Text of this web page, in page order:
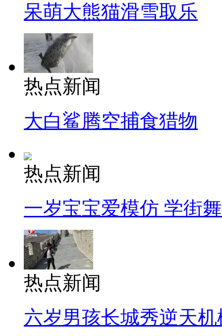
呆萌大熊猫滑雪取乐
热点新闻
大白鲨腾空捕食猎物
热点新闻
一岁宝宝爱模仿 学街
热点新闻
六岁男孩长城秀逆天机